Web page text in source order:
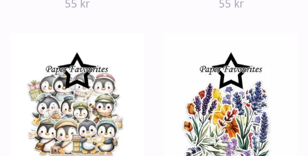
55 kr 55 kr